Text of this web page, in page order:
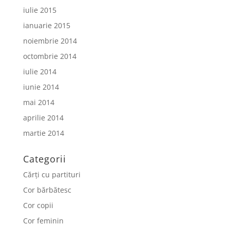
iulie 2015
ianuarie 2015
noiembrie 2014
octombrie 2014
iulie 2014
iunie 2014
mai 2014
aprilie 2014
martie 2014
Categorii
Cărți cu partituri
Cor bărbătesc
Cor copii
Cor feminin